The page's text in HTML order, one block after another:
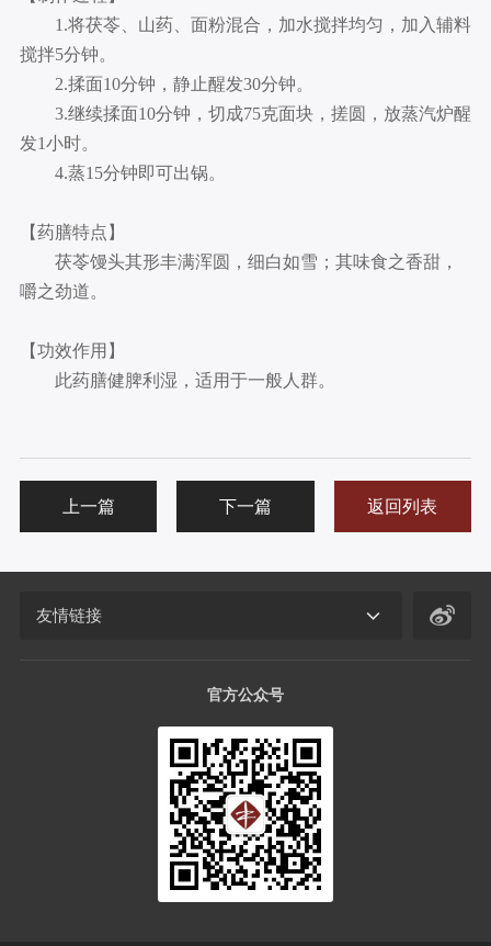
1.将茯苓、山药、面粉混合，加水搅拌均匀，加入辅料
搅拌5分钟。
2.揉面10分钟，静止醒发30分钟。
3.继续揉面10分钟，切成75克面块，搓圆，放蒸汽炉醒
发1小时。
4.蒸15分钟即可出锅。
【药膳特点】
茯苓馒头其形丰满浑圆，细白如雪；其味食之香甜，
嚼之劲道。
【功效作用】
此药膳健脾利湿，适用于一般人群。
上一篇 下一篇 返回列表
友情链接
官方公众号